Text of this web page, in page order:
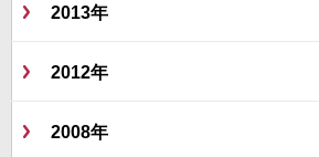
2013年
2012年
2008年